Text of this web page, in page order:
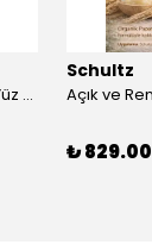
50 SPF+ Güneş Koruyucu Yüz ve Vücut Sütü 100 ml
Schultz
₺ 829.00